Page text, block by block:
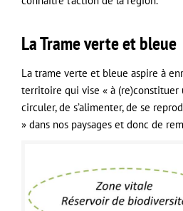
La Trame verte et bleue
La trame verte et bleue aspire à
territoire qui vise « à
circuler, de s’alimenter, de se
» dans nos paysages et donc de